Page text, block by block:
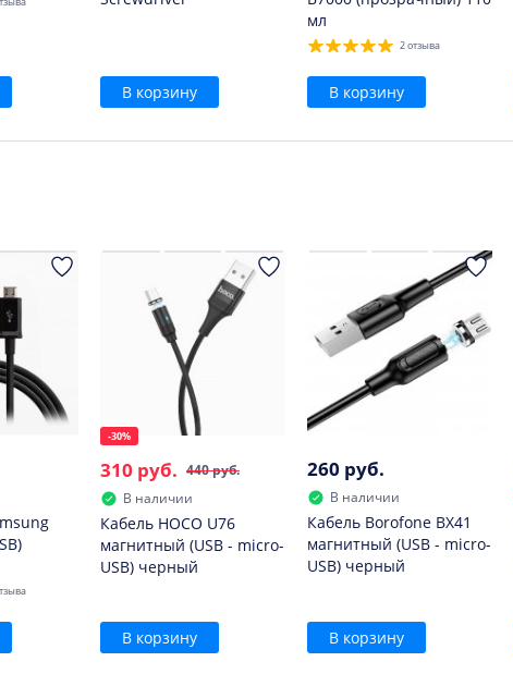
В корзину
мл
2 отзыва
В корзину
-30%
440 руб.
310 руб.
В наличии
Кабель HOCO U76
магнитный (USB - micro-
USB) черный
В корзину
260 руб.
В наличии
Кабель Borofone BX41
магнитный (USB - micro-
USB) черный
В корзину